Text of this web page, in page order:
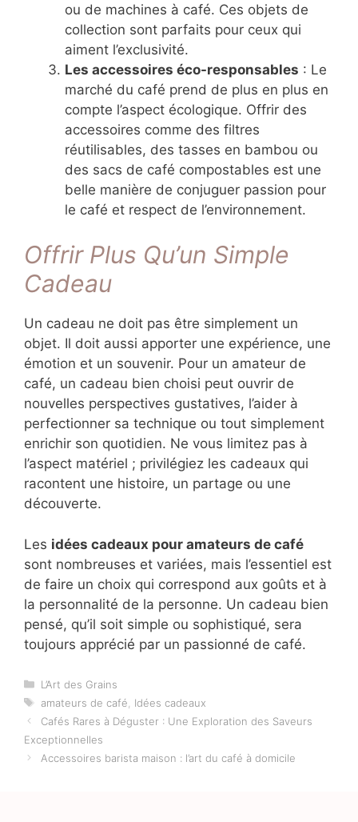
ou de machines à café. Ces objets de
collection sont parfaits pour ceux qui
aiment l’exclusivité.
Les accessoires éco-responsables : Le
marché du café prend de plus en plus en
compte l’aspect écologique. Offrir des
accessoires comme des filtres
réutilisables, des tasses en bambou ou
des sacs de café compostables est une
belle manière de conjuguer passion pour
le café et respect de l’environnement.
Offrir Plus Qu’un Simple
Cadeau
Un cadeau ne doit pas être simplement un
objet. Il doit aussi apporter une expérience, une
émotion et un souvenir. Pour un amateur de
café, un cadeau bien choisi peut ouvrir de
nouvelles perspectives gustatives, l’aider à
perfectionner sa technique ou tout simplement
enrichir son quotidien. Ne vous limitez pas à
l’aspect matériel ; privilégiez les cadeaux qui
racontent une histoire, un partage ou une
découverte.
Les idées cadeaux pour amateurs de café
sont nombreuses et variées, mais l’essentiel est
de faire un choix qui correspond aux goûts et à
la personnalité de la personne. Un cadeau bien
pensé, qu’il soit simple ou sophistiqué, sera
toujours apprécié par un passionné de café.
Catégories
L’Art des Grains
Étiquettes
amateurs de café
Idées cadeaux
Cafés Rares à Déguster : Une Exploration des Saveurs
Exceptionnelles
Accessoires barista maison : l’art du café à domicile